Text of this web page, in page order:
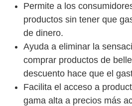
Permite a los
productos sin tener que
de dinero.
Ayuda a eliminar la
comprar productos de
descuento hace que el
Facilita el acceso a
gama alta a precios más